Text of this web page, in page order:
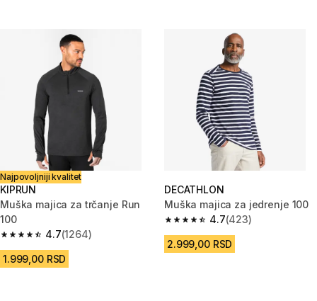
Najpovoljniji kvalitet
KIPRUN
Muška majica za trčanje Run
100
4.7
4.7 od 5 zvezdica from 1264 Recenzije
(1264)
1.999,00 RSD
DECATHLON
Muška majica za jedrenje 100
4.7
4.7 od 5 zvezdica from 423
(423)
2.999,00 RSD